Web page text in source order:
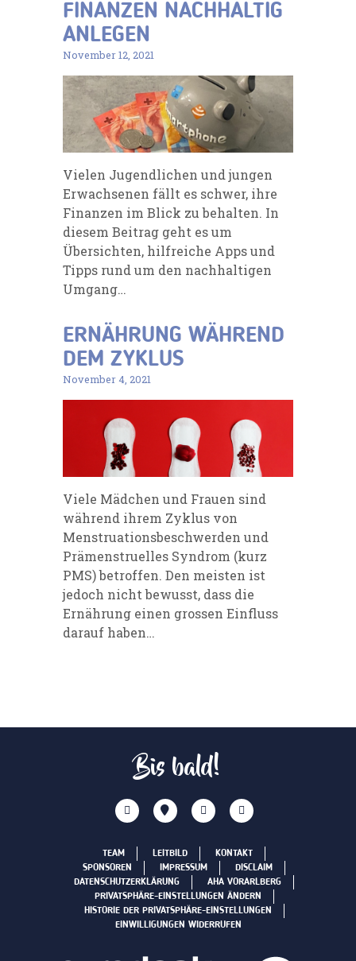
FINANZEN NACHHALTIG
ANLEGEN
November 12, 2021
Vielen Jugendlichen und jungen
Erwachsenen fällt es schwer, ihre
Finanzen im Blick zu behalten. In
diesem Beitrag geht es um
Übersichten, hilfreiche Apps und
Tipps rund um den nachhaltigen
Umgang…
ERNÄHRUNG WÄHREND
DEM ZYKLUS
November 4, 2021
Viele Mädchen und Frauen sind
während ihrem Zyklus von
Menstruationsbeschwerden und
Prämenstruelles Syndrom (kurz
PMS) betroffen. Den meisten ist
jedoch nicht bewusst, dass die
Ernährung einen grossen Einfluss
darauf haben…
Bis bald!
TEAM LEITBILD
KONTAKT
SPONSOREN
IMPRESSUM
DISCLAIM
DATENSCHUTZERKLÄRUNG
AHA VORARLBERG
PRIVATSPHÄRE-EINSTELLUNGEN ÄNDERN
HISTORIE DER PRIVATSPHÄRE-EINSTELLUNGEN
EINWILLIGUNGEN WIDERRUFEN